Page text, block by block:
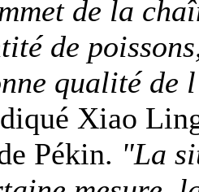
de la
de
qualité de
Xiao
Pékin. "La